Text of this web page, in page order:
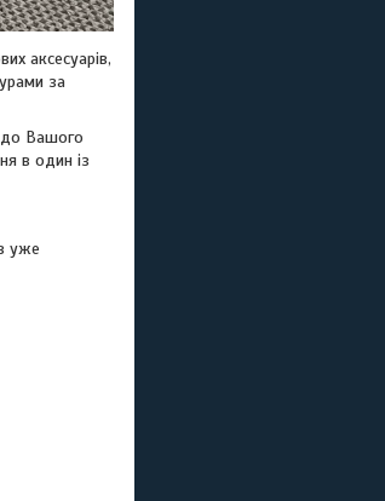
аксесуарів,
за
до Вашого
в один із
уже